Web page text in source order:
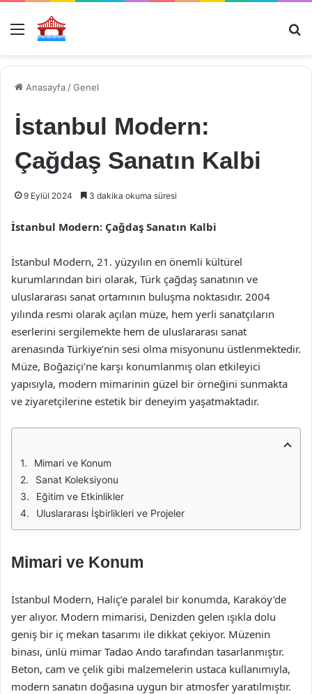
Menü
Anasayfa /Genel
İstanbul Modern:
Çağdaş Sanatın Kalbi
9 Eylül 2024 3 dakika okuma süresi
İstanbul Modern: Çağdaş Sanatın Kalbi
İstanbul Modern, 21. yüzyılın en önemli kültürel
kurumlarından biri olarak, Türk çağdaş sanatının ve
uluslararası sanat ortamının buluşma noktasıdır. 2004
yılında resmi olarak açılan müze, hem yerli sanatçıların
eserlerini sergilemekte hem de uluslararası sanat
arenasında Türkiye’nin sesi olma misyonunu üstlenmektedir.
Müze, Boğaziçi’ne karşı konumlanmış olan etkileyici
yapısıyla, modern mimarinin güzel bir örneğini sunmakta
ve ziyaretçilerine estetik bir deneyim yaşatmaktadır.
Mimari ve Konum
Sanat Koleksiyonu
Eğitim ve Etkinlikler
Uluslararası İşbirlikleri ve Projeler
Mimari ve Konum
İstanbul Modern, Haliç’e paralel bir konumda, Karaköy’de
yer alıyor. Modern mimarisi, Denizden gelen ışıkla dolu
geniş bir iç mekan tasarımı ile dikkat çekiyor. Müzenin
binası, ünlü mimar Tadao Ando tarafından tasarlanmıştır.
Beton, cam ve çelik gibi malzemelerin ustaca kullanımıyla,
modern sanatın doğasına uygun bir atmosfer yaratılmıştır.